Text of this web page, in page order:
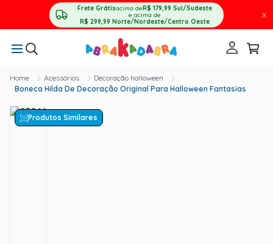
Frete Grátisacima deR$ 179,99 Sul/Sudeste
e acima de
R$ 299,99 Norte/Nordeste/Centro Oeste
X
Acessórios
Decoração halloween
Boneca Hilda De Decoração Original Para Halloween Fantasias
Produtos Similares